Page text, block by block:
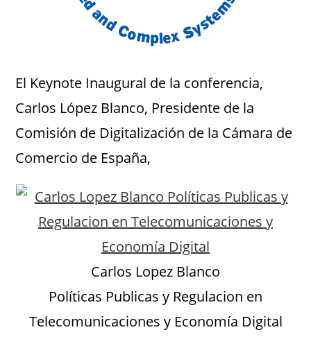
El Keynote Inaugural de la conferencia,
Carlos López Blanco, Presidente de la
Comisión de Digitalización de la Cámara de
Comercio de España,
Carlos Lopez Blanco
Políticas Publicas y Regulacion en
Telecomunicaciones y Economía Digital